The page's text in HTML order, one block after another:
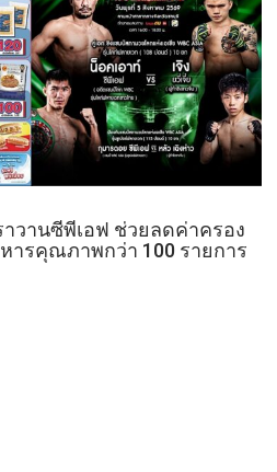
าวานซีพีเอฟ ช่วยลดค่าครอง
ารคุณภาพกว่า 100 รายการ